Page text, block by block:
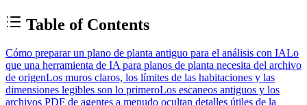
Table of Contents
Cómo preparar un plano de planta antiguo para el análisis con IALo
que una herramienta de IA para planos de planta necesita del archivo
de origenLos muros claros, los límites de las habitaciones y las
dimensiones legibles son lo primeroLos escaneos antiguos y los
archivos PDF de agentes a menudo ocultan detalles útiles de la